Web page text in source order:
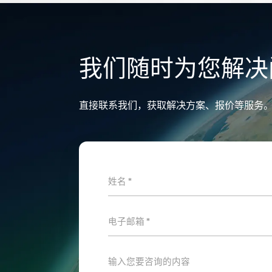
我们随时为您解
直接联系我们，获取解决方案、报价等服务